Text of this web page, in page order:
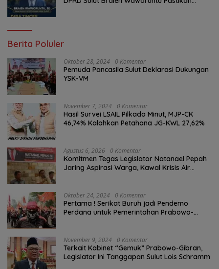
Berita Poluler
Oktober 28, 2024 0 Komentar
Pemuda Pancasila Sulut Deklarasi Dukungan
YSK-VM
November 7, 2024 0 Komentar
Hasil Survei LSAIL Pilkada Minut, MJP-CK
46,74% Kalahkan Petahana JG-KWL 27,62%
Agustus 6, 2026 0 Komentar
Komitmen Tegas Legislator Natanael Pepah
Jaring Aspirasi Warga, Kawal Krisis Air
Oktober 24, 2024 0 Komentar
Pertama ! Serikat Buruh jadi Pendemo
Perdana untuk Pemerintahan Prabowo-
November 9, 2024 0 Komentar
Terkait Kabinet “Gemuk” Prabowo-Gibran,
Legislator Ini Tanggapan Sulut Lois Schramm